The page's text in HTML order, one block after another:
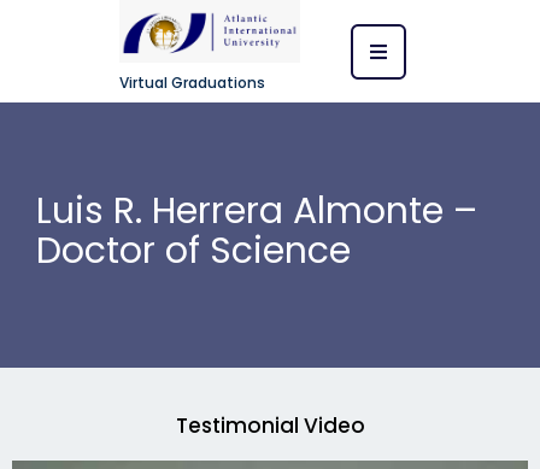
Virtual Graduations
Luis R. Herrera Almonte –
Doctor of Science
Testimonial Video